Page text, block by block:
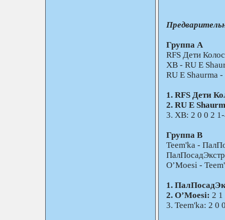
Группа A
RFS Дети
XB - RU E
RU E Shaurma
1. RFS Дети
2. RU E
3. XB: 2 0 0 2
Группа B
Teem'ka -
O’Moesi -
1.
2. O’Moesi: 2 1
3. Teem'ka: 2 0